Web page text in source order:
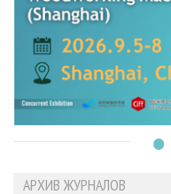
АРХИВ ЖУРНАЛОВ